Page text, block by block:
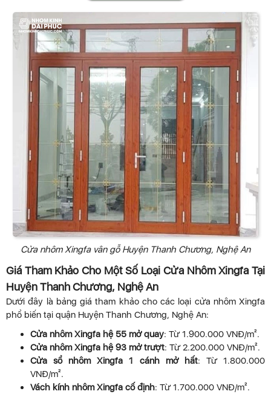
Cửa nhôm Xingfa vân gỗ Huyện Thanh Chương, Nghệ An
Giá Tham Khảo Cho Một Số Loại Cửa Nhôm Xingfa Tại
Huyện Thanh Chương, Nghệ An
Dưới đây là bảng giá tham khảo cho các loại cửa nhôm Xingfa
phổ biến tại quận Huyện Thanh Chương, Nghệ An:
Cửa nhôm Xingfa hệ 55 mở quay: Từ 1.900.000 VNĐ/m².
Cửa nhôm Xingfa hệ 93 mở trượt: Từ 2.200.000 VNĐ/m².
Cửa sổ nhôm Xingfa 1 cánh mở hất: Từ 1.800.000
VNĐ/m².
Vách kính nhôm Xingfa cố định: Từ 1.700.000 VNĐ/m².